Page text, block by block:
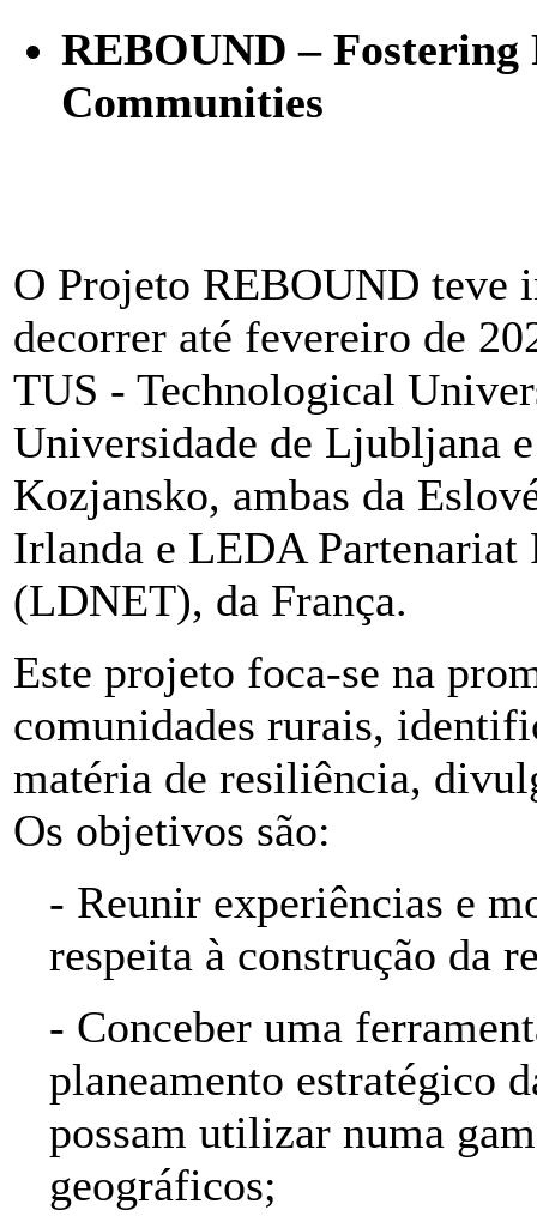
REBOUND –
Communities
O Projeto REBOUND teve
decorrer até fevereiro de
TUS - Technological
Universidade de Ljubljana
Kozjansko, ambas da
Irlanda e LEDA Partenariat
(LDNET), da França.
Este projeto foca-se na
comunidades rurais,
matéria de resiliência,
Os objetivos são:
- Reunir experiências e
respeita à construção da
- Conceber uma
planeamento estratégico
possam utilizar numa
geográficos;